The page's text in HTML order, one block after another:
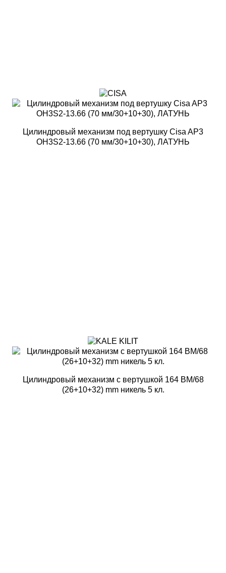
Цилиндровый механизм под вертушку Cisa AP3
OH3S2-13.66 (70 мм/30+10+30), ЛАТУНЬ
Цилиндровый механизм с вертушкой 164 BM/68
(26+10+32) mm никель 5 кл.